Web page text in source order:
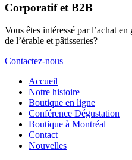
Corporatif et B2B
Vous êtes intéressé par l’achat
de l’érable et pâtisseries?
Contactez-nous
Accueil
Notre histoire
Boutique en ligne
Conférence Dégustation
Boutique à Montréal
Contact
Nouvelles